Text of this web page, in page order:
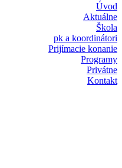
Úvod
Aktuálne
Škola
pk a koordinátori
Prijímacie konanie
Programy
Privátne
Kontakt